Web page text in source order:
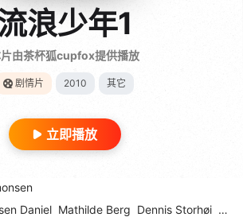
浪少年1
由茶杯狐cupfox提供播放
剧情片 2010 其它
立即播放
Daniel Mathilde Berg Dennis Storhøi